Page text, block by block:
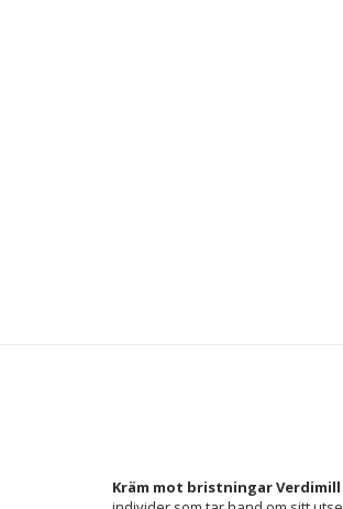
Kräm mot bristningar Verdimill